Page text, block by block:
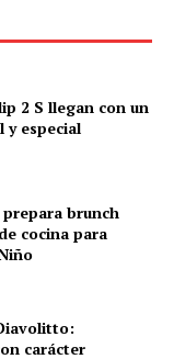
2 S llegan con un
y especial
brunch
cocina para
carácter